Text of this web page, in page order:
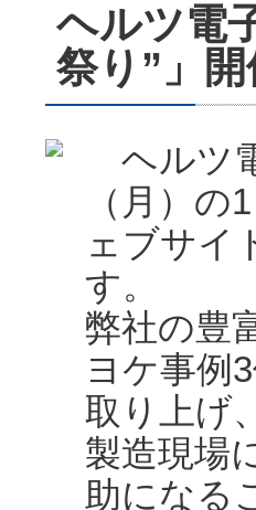
ヘルツ電
祭り”」
ヘルツ
（月）
ェブサイ
す。
弊社の豊
ヨケ事例
取り上げ
製造現場
助になる